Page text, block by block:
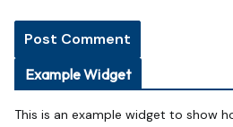
Example Widget
This is an example widget to show